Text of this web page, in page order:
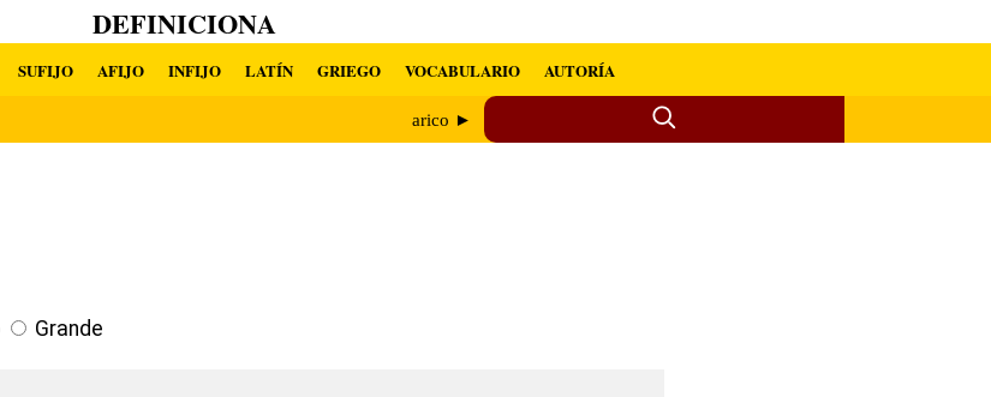
DEFINICIONA
SUFIJO AFIJO INFIJO LATÍN GRIEGO VOCABULARIO AUTORÍA
arico ►
Grande